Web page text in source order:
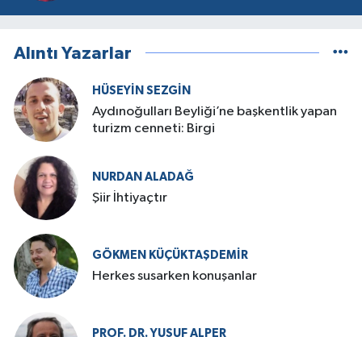
Alıntı Yazarlar
HÜSEYIN SEZGIN
Aydınoğulları Beyliği’ne başkentlik yapan
turizm cenneti: Birgi
NURDAN ALADAĞ
Şiir İhtiyaçtır
GÖKMEN KÜÇÜKTAŞDEMIR
Herkes susarken konuşanlar
PROF. DR. YUSUF ALPER